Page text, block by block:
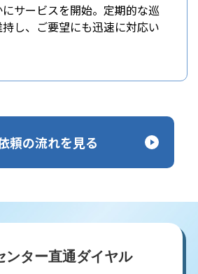
サービスを開始。定期的な巡
し、ご要望にも迅速に対応い
頼の流れを見る
ンター直通ダイヤル